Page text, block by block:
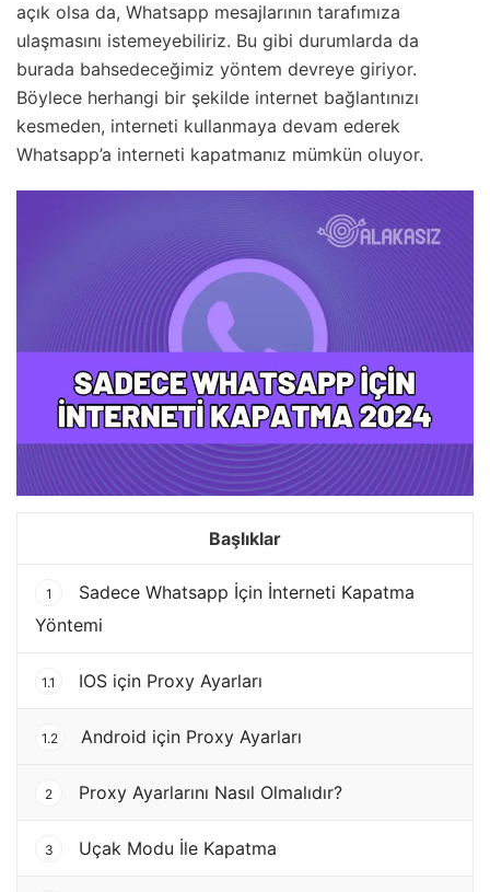
açık olsa da, Whatsapp mesajlarının tarafımıza
ulaşmasını istemeyebiliriz. Bu gibi durumlarda da
burada bahsedeceğimiz yöntem devreye giriyor.
Böylece herhangi bir şekilde internet bağlantınızı
kesmeden, interneti kullanmaya devam ederek
Whatsapp’a interneti kapatmanız mümkün oluyor.
Başlıklar
1
Sadece Whatsapp İçin İnterneti Kapatma
Yöntemi
1.1 IOS için Proxy Ayarları
1.2 Android için Proxy Ayarları
2 Proxy Ayarlarını Nasıl Olmalıdır?
3 Uçak Modu İle Kapatma